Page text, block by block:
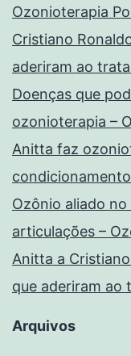
Ozonioterapia
Cristiano
aderiram ao
Doenças que
ozonioterapia –
Anitta faz
Ozônio aliado
articulações –
Anitta a
que aderiram ao
Arquivos